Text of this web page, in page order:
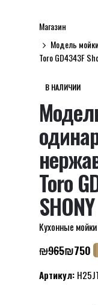
Магазин
Модель
Toro GD4343F
В НАЛИЧИИ
Toro
SHONY
Кухонные мойки
₪965
цена
₪750
Текущая
цена:
Артикул: